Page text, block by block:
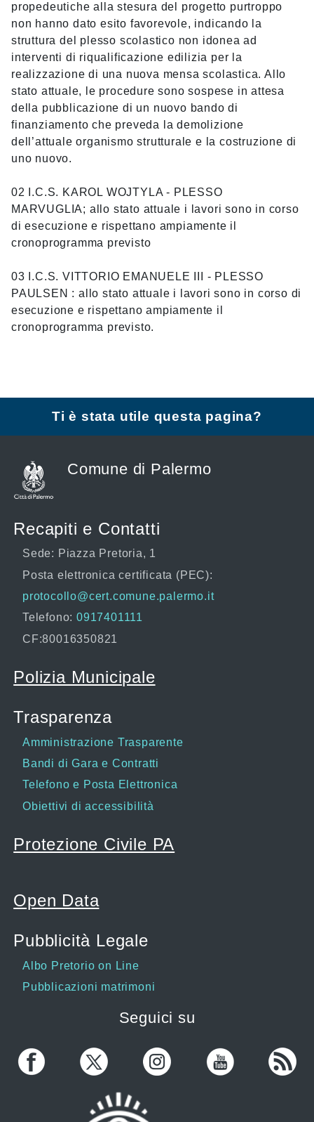
propedeutiche alla stesura del progetto purtroppo
non hanno dato esito favorevole, indicando la
struttura del plesso scolastico non idonea ad
interventi di riqualificazione edilizia per la
realizzazione di una nuova mensa scolastica. Allo
stato attuale, le procedure sono sospese in attesa
della pubblicazione di un nuovo bando di
finanziamento che preveda la demolizione
dell’attuale organismo strutturale e la costruzione di
uno nuovo.
02 I.C.S. KAROL WOJTYLA - PLESSO
MARVUGLIA; allo stato attuale i lavori sono in corso
di esecuzione e rispettano ampiamente il
cronoprogramma previsto
03 I.C.S. VITTORIO EMANUELE III - PLESSO
PAULSEN : allo stato attuale i lavori sono in corso di
esecuzione e rispettano ampiamente il
cronoprogramma previsto.
Ti è stata utile questa pagina?
Comune di Palermo
Recapiti e Contatti
Sede: Piazza Pretoria, 1
Posta elettronica certificata (PEC):
protocollo@cert.comune.palermo.it
Telefono: 0917401111
CF:80016350821
Polizia Municipale
Trasparenza
Amministrazione Trasparente
Bandi di Gara e Contratti
Telefono e Posta Elettronica
Obiettivi di accessibilità
Protezione Civile PA
Open Data
Pubblicità Legale
Albo Pretorio on Line
Pubblicazioni matrimoni
Seguici su